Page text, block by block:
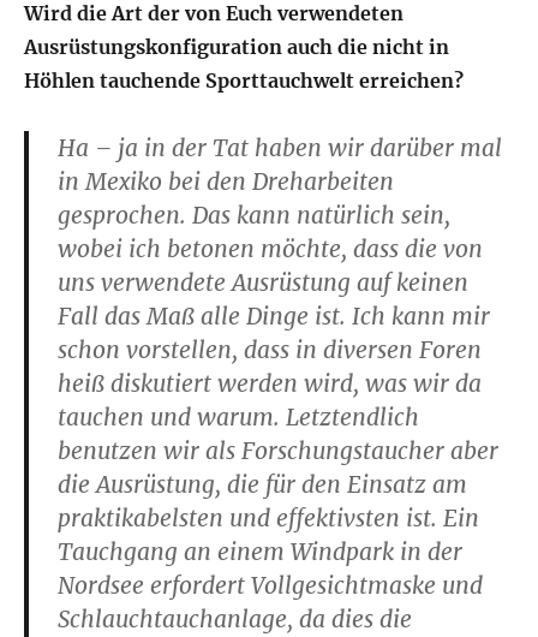
Wird die Art der von Euch verwendeten
Ausrüstungskonfiguration auch die nicht in
Höhlen tauchende Sporttauchwelt erreichen?
Ha – ja in der Tat haben wir darüber mal
in Mexiko bei den Dreharbeiten
gesprochen. Das kann natürlich sein,
wobei ich betonen möchte, dass die von
uns verwendete Ausrüstung auf keinen
Fall das Maß alle Dinge ist. Ich kann mir
schon vorstellen, dass in diversen Foren
heiß diskutiert werden wird, was wir da
tauchen und warum. Letztendlich
benutzen wir als Forschungstaucher aber
die Ausrüstung, die für den Einsatz am
praktikabelsten und effektivsten ist. Ein
Tauchgang an einem Windpark in der
Nordsee erfordert Vollgesichtmaske und
Schlauchtauchanlage, da dies die